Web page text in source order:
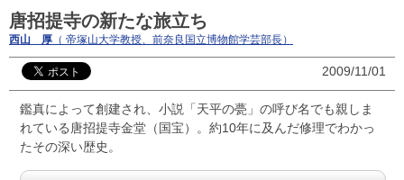
唐招提寺の新たな旅立ち
西山 厚 （ 帝塚山大学教授、前奈良国立博物館学芸部長）
2009/11/01
鑑真によって創建され、小説「天平の甍」の呼び名でも親しま
れている唐招提寺金堂（国宝）。約10年に及んだ修理でわかっ
たその深い歴史。